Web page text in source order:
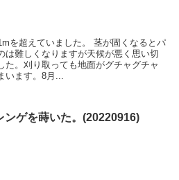
を超えていました。 茎が固くなるとパ
は難しくなりますが天候が悪く思い切
た。刈り取っても地面がグチャグチャ
います。8月...
ンゲを蒔いた。(20220916)